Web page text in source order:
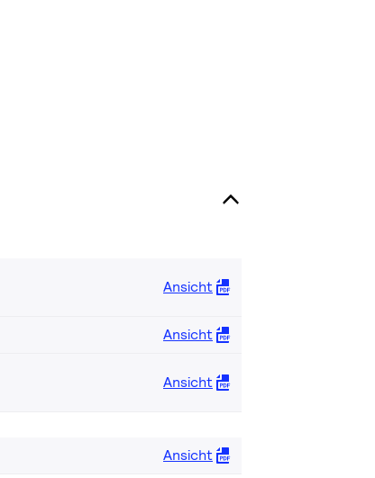
Ansicht
Ansicht
Ansicht
Ansicht